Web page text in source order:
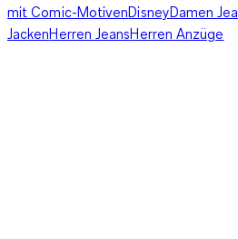
mit Comic-MotivenDisneyDamen
JackenHerren JeansHerren Anzüge